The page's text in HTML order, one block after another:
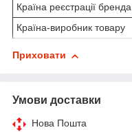
Країна реєстрації бренда
Країна-виробник товару
Приховати
Умови доставки
Нова Пошта